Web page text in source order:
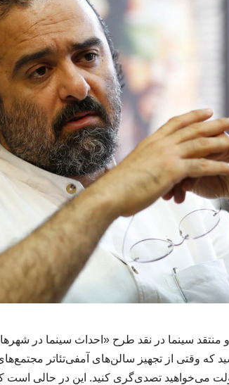
که وقتی از تجهیز سالن‌های آمفی‌تئاتر
می‌خواهید تصدی‌گری کنید. این در حالی